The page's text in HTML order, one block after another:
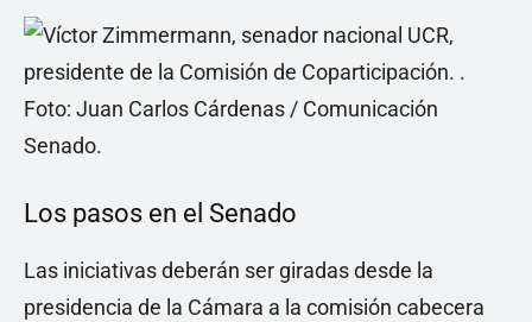
Los pasos en el Senado
Las iniciativas deberán ser giradas desde la
presidencia de la Cámara a la comisión cabecera